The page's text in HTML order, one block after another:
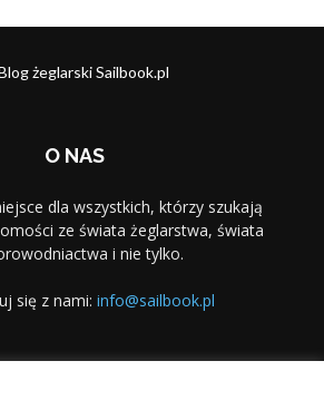
O NAS
dla wszystkich, którzy szukają
ze świata żeglarstwa, świata
i nie tylko.
się z nami: info@sailbook.pl